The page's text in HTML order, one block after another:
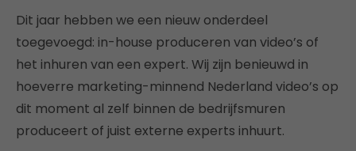
Dit jaar hebben we een nieuw onderdeel
toegevoegd: in-house produceren van video’s of
het inhuren van een expert. Wij zijn benieuwd in
hoeverre marketing-minnend Nederland video’s op
dit moment al zelf binnen de bedrijfsmuren
produceert of juist externe experts inhuurt.